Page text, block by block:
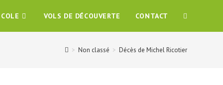
VOLS DE DÉCOUVERTE CONTACT
> Non classé > Décès de Michel Ricotier